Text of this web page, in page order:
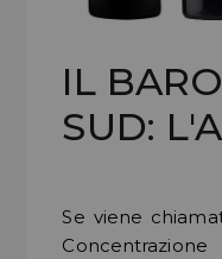
TUTTO A
-30%IL
SUD:
Se viene
Confermo di aver